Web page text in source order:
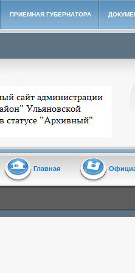
ПРИЕМНАЯ ГУБЕРНАТОРА
МО "Карсунский район"
Главная